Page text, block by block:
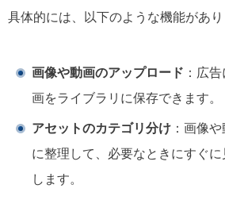
具体的には、以下のような機能があり
画像や動画のアップロード ：広
画をライブラリに保存できます。
アセットのカテゴリ分け ：画像
に整理して、必要なときにすぐ
します。